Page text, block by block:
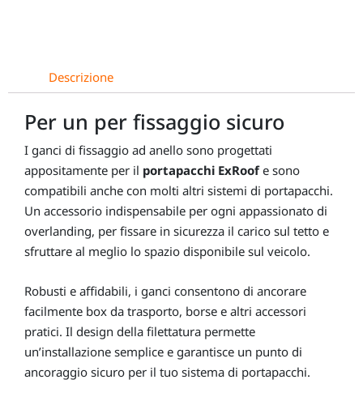
Descrizione
Per un per fissaggio sicuro
I ganci di fissaggio ad anello sono progettati
appositamente per il portapacchi ExRoofe sono
compatibili anche con molti altri sistemi di portapacchi.
Un accessorio indispensabile per ogni appassionato di
overlanding, per fissare in sicurezza il carico sul tetto e
sfruttare al meglio lo spazio disponibile sul veicolo.
Robusti e affidabili, i ganci consentono di ancorare
facilmente box da trasporto, borse e altri accessori
pratici. Il design della filettatura permette
un’installazione semplice e garantisce un punto di
ancoraggio sicuro per il tuo sistema di portapacchi.